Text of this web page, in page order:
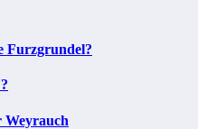
Furzgrundel?
Weyrauch